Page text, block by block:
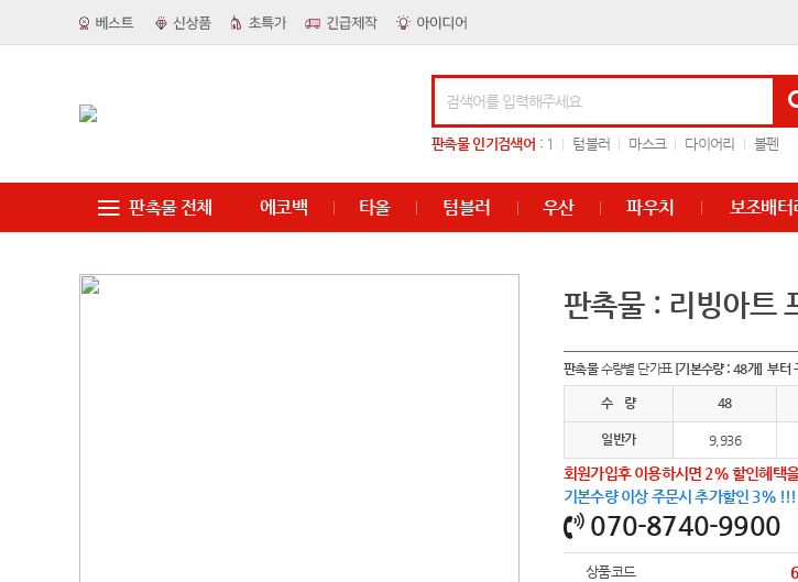
판촉물인기검색어 : 1 텀블러 마스크 다이어리 볼펜
판촉물 전체 에코백 타올 텀블러 우산 파우치 보조배터
판촉물 : 리빙아트
판촉물수량별 단가표 [기본수량 : 48개] 부터
수 량 48
일반가 9,936
회원가입후 이용하시면 2% 할인혜택
기본수량 이상 주문시 추가할인 3% !!!
070-8740-9900
상품코드